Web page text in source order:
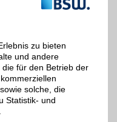
Partnerprofil
zu bieten
und andere
für den Betrieb der
solche, die
Statistik- und